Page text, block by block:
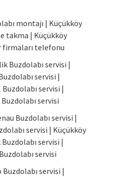
montajı | Küçükköy
takma | Küçükköy
firmaları telefonu
Buzdolabı servisi |
servisi |
servisi |
servisi
Buzdolabı servisi |
servisi | Küçükköy
servisi |
servisi
servisi |